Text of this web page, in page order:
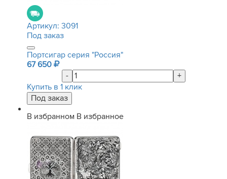
Артикул: 3091
Под заказ
Портсигар серия "Россия"
67 650
-
+
Купить в 1 клик
В избранном В избранное